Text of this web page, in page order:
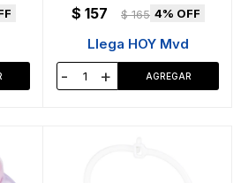
$ 157 $ 165 4
Llega HOY Mvd
- +